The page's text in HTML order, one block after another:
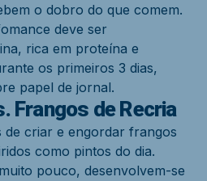
o dobro do que comem.
deve ser
rica em proteína e
os primeiros 3 dias,
papel de jornal.
Frangos de Recria
de criar e engordar frangos
como pintos do dia.
pouco, desenvolvem-se